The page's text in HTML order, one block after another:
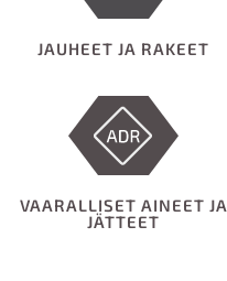
JAUHEET JA RAKEET
VAARALLISET AINEET JA
JÄTTEET